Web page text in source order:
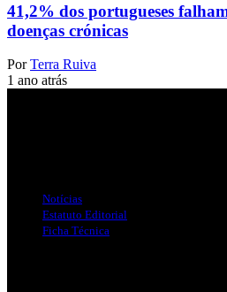
41,2% dos portugueses
doenças crónicas
Por Terra Ruiva
1 ano atrás
Notícias
Estatuto Editorial
Ficha Técnica